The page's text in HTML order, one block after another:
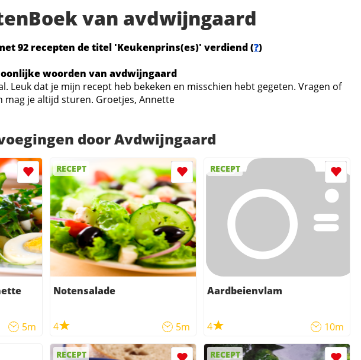
van avdwijngaard
92 recepten de titel 'Keukenprins(es)' verdiend (?)
woorden van avdwijngaard
Leuk dat je mijn recept heb bekeken en misschien hebt gegeten. Vragen of
mag je altijd sturen. Groetjes, Annette
door Avdwijngaard
5m
RECEPT
Notensalade
4 5m
RECEPT
Aardbeienvlam
4 10m
RECEPT RECEPT